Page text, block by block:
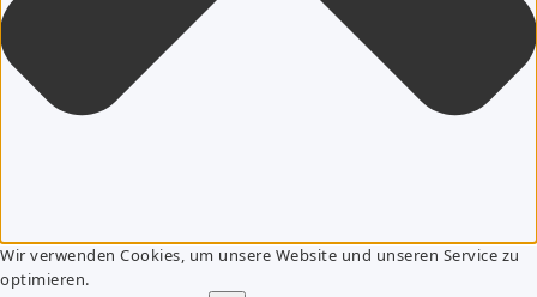
Wir verwenden Cookies, um unsere Website und unseren Service zu
optimieren.